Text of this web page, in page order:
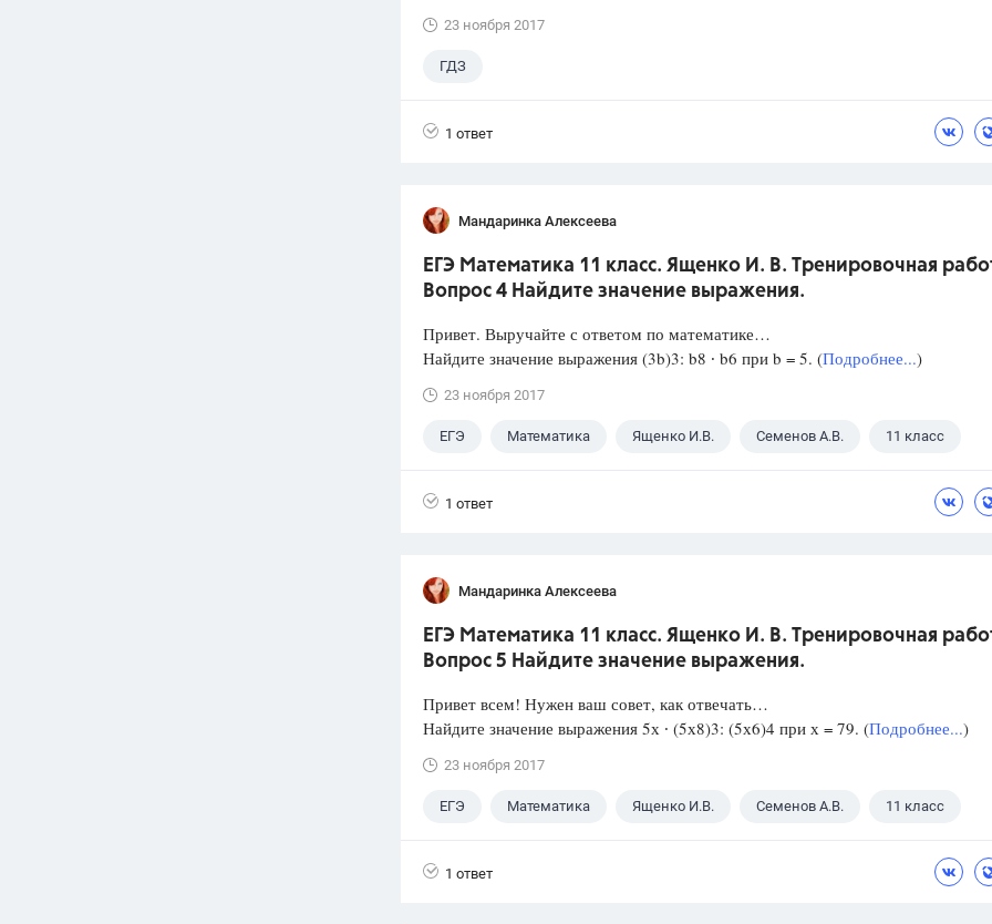
23 ноября 2017
ГДЗ
1 ответ
Мандаринка Алексеева
ЕГЭ Математика 11 класс. Ященко И. В. Тренировочная
Вопрос 4 Найдите значение выражения.
Привет. Выручайте с ответом по математике…
Найдите значение выражения (3b)3: b8 ∙ b6 при b = 5. (Подробнее...)
23 ноября 2017
ЕГЭ Математика Ященко И.В. Семенов А.В. 11 класс
1 ответ
Мандаринка Алексеева
ЕГЭ Математика 11 класс. Ященко И. В. Тренировочная
Вопрос 5 Найдите значение выражения.
Привет всем! Нужен ваш совет, как отвечать…
Найдите значение выражения 5х ∙ (5х8)3: (5х6)4 при х = 79. (Подробнее...)
23 ноября 2017
ЕГЭ Математика Ященко И.В. Семенов А.В. 11 класс
1 ответ